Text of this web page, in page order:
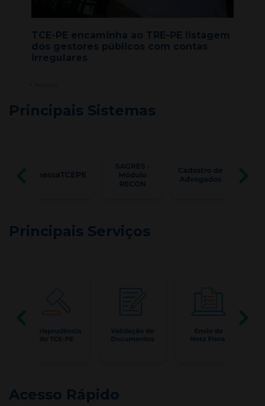
TCE-PE encaminha ao TRE-PE listagem
dos gestores públicos com contas
irregulares
Principais Sistemas
Principais Serviços
Acesso Rápido